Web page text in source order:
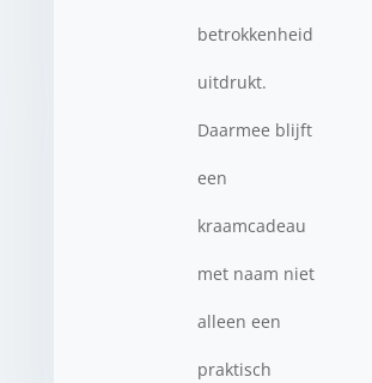
betrokkenheid
uitdrukt.
Daarmee blijft
een
kraamcadeau
met naam niet
alleen een
praktisch